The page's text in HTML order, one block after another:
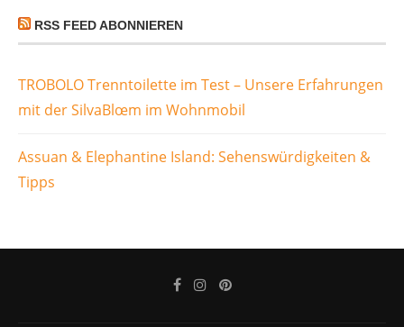
RSS FEED ABONNIEREN
TROBOLO Trenntoilette im Test – Unsere Erfahrungen
mit der SilvaBlœm im Wohnmobil
Assuan & Elephantine Island: Sehenswürdigkeiten &
Tipps